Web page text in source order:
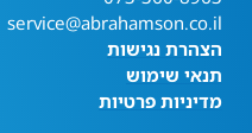
service@abrahamson.co.il
הצהרת נגישות
תנאי שימוש
מדיניות פרטיות